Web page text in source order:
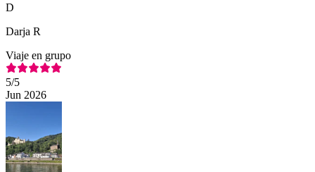
D
Darja R
Viaje en grupo
5/5
Jun 2026